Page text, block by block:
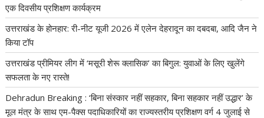
एक दिवसीय प्रशिक्षण कार्यक्रम
उत्तराखंड के होनहार: री-नीट यूजी 2026 में एलेन देहरादून का दबदबा, आदि जैन ने
किया टॉप
उत्तराखंड प्रीमियर लीग में ‘मसूरी शेरू क्लासिक’ का बिगुल: युवाओं के लिए खुलेंगे
सफलता के नए रास्ते!
Dehradun Breaking : ‘बिना संस्कार नहीं सहकार, बिना सहकार नहीं उद्धार’ के
मूल मंत्र के साथ एम-पैक्स पदाधिकारियों का राज्यस्तरीय प्रशिक्षण वर्ग 4 जुलाई से